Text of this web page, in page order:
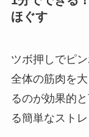
ほぐす
ツボ押しでピ
全体の筋肉を
るのが効果的
る簡単なスト